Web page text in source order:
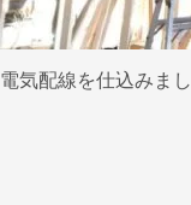
電気配線を仕込みまし